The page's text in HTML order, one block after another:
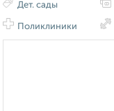
Дет. сады
Поликлиники